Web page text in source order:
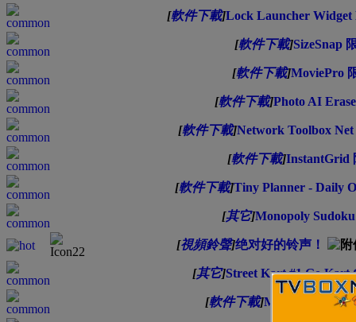
[軟件下載]Lock Launcher
[軟件下載]SizeSnap
[軟件下載]MoviePro
[軟件下載]Photo AI
[軟件下載]Network Toolbox
[軟件下載]InstantGrid
[軟件下載]Tiny Planner - Daily
[其它]Monopoly
[視頻鈴聲]绝对好的铃声！
[其它]Street Kart #1 Go Kart
[軟件下載]My Daily